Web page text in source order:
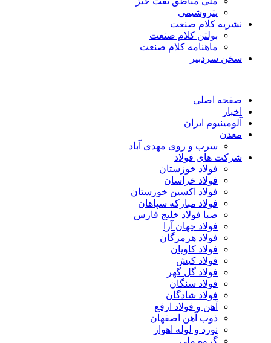
پتروشیمی
نشریه کلام صنعت
بولتن کلام صنعت
ماهنامه کلام صنعت
سخن سردبیر
صفحه اصلی
اخبار
آلومینیوم ایران
معدن
سرب و روی مهدی آباد
شرکت های فولاد
فولاد خوزستان
فولاد خراسان
فولاد اکسین خوزستان
فولاد مبارکه سپاهان
صبا فولاد خلیج فارس
فولاد جهان آرا
فولاد هرمزگان
فولاد کاویان
فولاد کیش
فولاد گل گهر
فولاد سنگان
فولاد شادگان
آهن و فولاد ارفع
ذوب آهن اصفهان
نورد و لوله اهواز
گروه ملی